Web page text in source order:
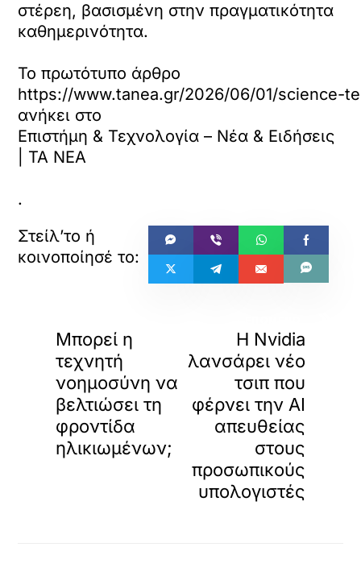
στέρεη, βασισμένη στην πραγματικότητα
καθημερινότητα.
Το πρωτότυπο άρθρο
https://www.tanea.gr/2026/06/01/science-
ανήκει στο
Επιστήμη & Τεχνολογία – Νέα & Ειδήσεις
| ΤΑ ΝΕΑ
.
Μπορεί η
τεχνητή
νοημοσύνη να
βελτιώσει τη
φροντίδα
ηλικιωμένων;
Η Nvidia
λανσάρει νέο
τσιπ που
φέρνει την ΑΙ
απευθείας
στους
προσωπικούς
υπολογιστές